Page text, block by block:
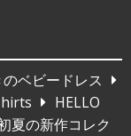
ベビードレス
HELLO
夏の新作コレク